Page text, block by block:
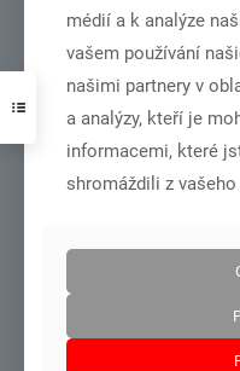
NSA vydala rozhodnutí o
České republiky pro náš klub
Číst více
médií a k analýze
vašem používání
našimi partnery v
a analýzy, kteří je
informacemi, které
shromáždili z